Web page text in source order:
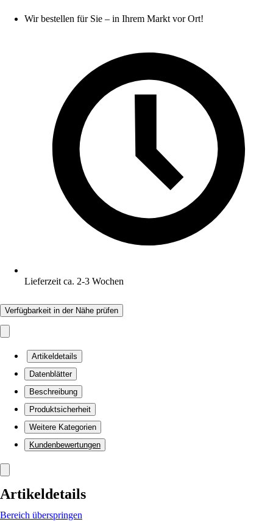
Wir bestellen für Sie – in Ihrem Markt vor Ort!
Lieferzeit ca. 2-3 Wochen
Verfügbarkeit in der Nähe prüfen
Artikeldetails
Datenblätter
Beschreibung
Produktsicherheit
Weitere Kategorien
Kundenbewertungen
Artikeldetails
Bereich überspringen